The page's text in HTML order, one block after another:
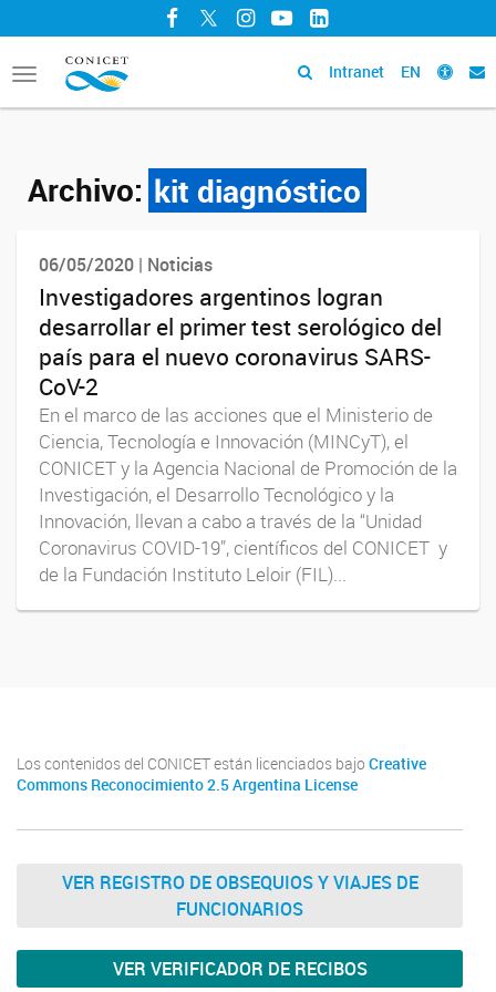
Facebook
TwitterInstagram
YouTubeLinkedIn
Toggle
navigation
Intranet EN
Archivo: kit diagnóstico
06/05/2020 | Noticias
Investigadores argentinos logran
desarrollar el primer test serológico del
país para el nuevo coronavirus SARS-
CoV-2
En el marco de las acciones que el Ministerio de
Ciencia, Tecnología e Innovación (MINCyT), el
CONICET y la Agencia Nacional de Promoción de la
Investigación, el Desarrollo Tecnológico y la
Innovación, llevan a cabo a través de la “Unidad
Coronavirus COVID-19”, científicos del CONICET y
de la Fundación Instituto Leloir (FIL)...
Los contenidos del CONICET están licenciados bajo Creative
Commons Reconocimiento 2.5 Argentina License
VER REGISTRO DE OBSEQUIOS Y VIAJES DE
FUNCIONARIOS
VER VERIFICADOR DE RECIBOS